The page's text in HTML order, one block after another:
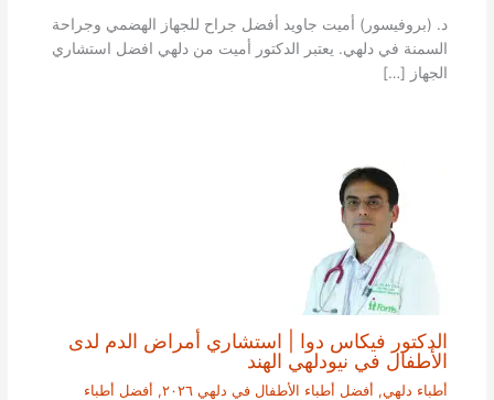
د. (بروفيسور) أميت جاويد أفضل جراح للجهاز الهضمي وجراحة
السمنة في دلهي. يعتبر الدكتور أميت من دلهي افضل استشاري
الجهاز […]
الدكتور فيكاس دوا | استشاري أمراض الدم لدى
الأطفال في نيودلهي الهند
أطباء دلهي, أفضل أطباء الأطفال في دلهي ٢٠٢٦ , أفضل أطباء